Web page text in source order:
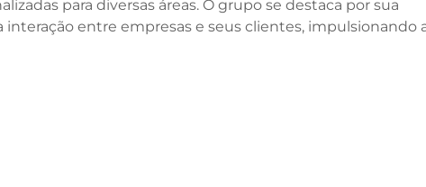
para diversas áreas. O grupo se destaca por sua
entre empresas e seus clientes, impulsionando